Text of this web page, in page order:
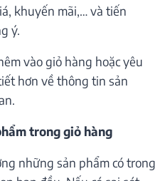
khuyến mãi,… và tiến
ý.
vào giỏ hàng hoặc yêu
hơn về thông tin sản
trong giỏ hàng
những sản phẩm có trong